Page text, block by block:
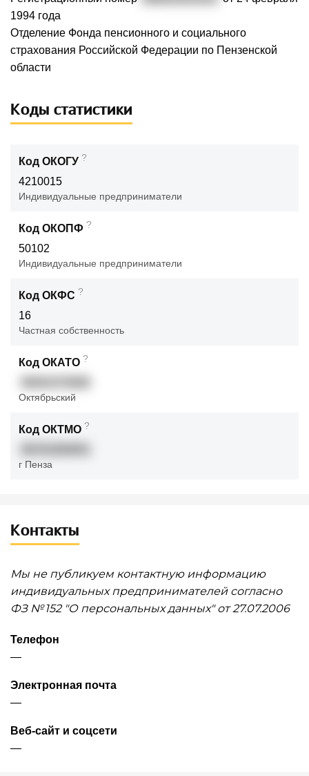
1994 года
Отделение Фонда пенсионного и социального
страхования Российской Федерации по Пензенской
области
Коды статистики
Код ОКОГУ ?
4210015
Индивидуальные предприниматели
Код ОКОПФ ?
50102
Индивидуальные предприниматели
Код ОКФС ?
16
Частная собственность
Код ОКАТО ?
Октябрьский
Код ОКТМО ?
г Пенза
Контакты
Мы не публикуем контактную информацию
индивидуальных предпринимателей согласно
ФЗ № 152 "О персональных данных" от 27.07.2006
Телефон
—
Электронная почта
—
Веб-сайт и соцсети
—